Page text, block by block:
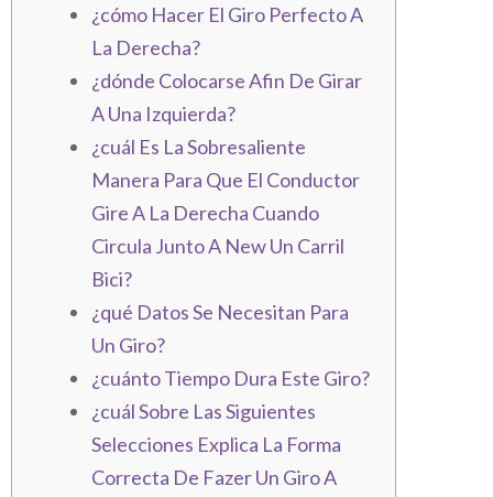
¿cómo Hacer El Giro Perfecto A
La Derecha?
¿dónde Colocarse Afin De Girar
A Una Izquierda?
¿cuál Es La Sobresaliente
Manera Para Que El Conductor
Gire A La Derecha Cuando
Circula Junto A New Un Carril
Bici?
¿qué Datos Se Necesitan Para
Un Giro?
¿cuánto Tiempo Dura Este Giro?
¿cuál Sobre Las Siguientes
Selecciones Explica La Forma
Correcta De Fazer Un Giro A